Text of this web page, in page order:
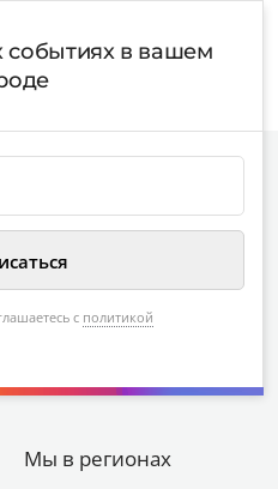
событиях в вашем
с политикой
Мы в регионах